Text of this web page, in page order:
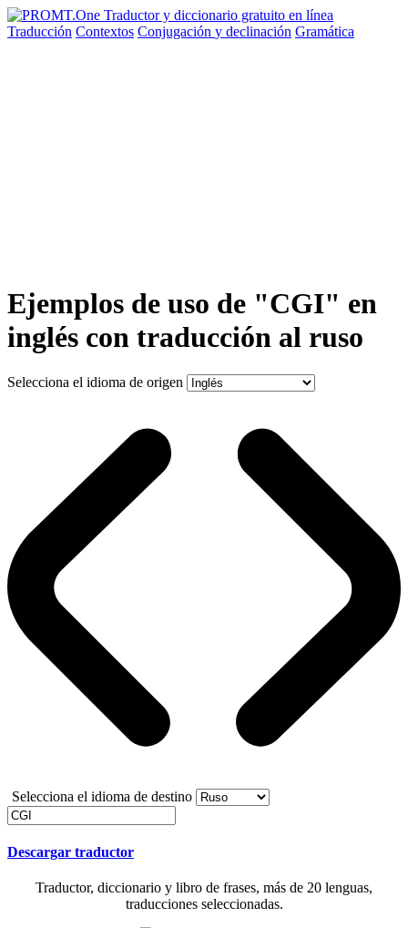
Traducción Contextos Conjugación y declinación Gramática
Ejemplos de uso de "CGI" en
inglés con traducción al ruso
Selecciona el idioma de origen
Selecciona el idioma de destino
Descargar traductor
Traductor, diccionario y libro de frases, más de 20 lenguas,
traducciones seleccionadas.